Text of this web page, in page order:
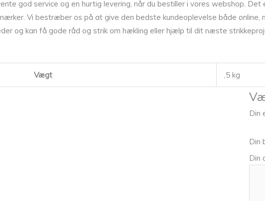
god service og en hurtig levering, når du bestiller i vores webshop.
Vi bestræber os på at give den bedste kundeoplevelse både
og kan få gode råd og strik om hækling eller hjælp til dit næste
Vægt ,5 kg
Din
Din
Din